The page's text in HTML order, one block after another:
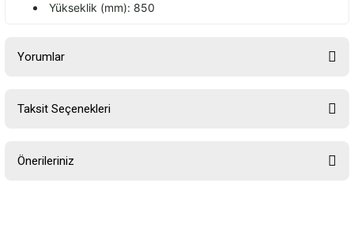
Yükseklik (mm): 850
Yorumlar
Taksit Seçenekleri
Önerileriniz